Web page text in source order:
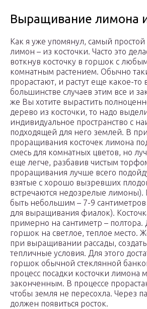
Выращивание лимона
Как я уже упомянул, самый простой
лимон – из косточки. Часто это
воткнув косточку в горшок с
комнатным растением. Обычно
прорастают, и растут еще какое-то
большинстве случаев этим все и
же Вы хотите вырастить
дерево из косточки, то надо
индивидуальное пространство с
подходящей для него землей. В
проращивания косточек лимона
смесь для комнатных цветов, но
еще легче, разбавив чистым
проращивания лучше всего
взятые с хорошо вызревших
встречаются недозрелые
быть небольшим – 7-9
для выращивания фиалок).
примерно на сантиметр – полтора.
горшок на светлое, теплое место.
при выращивании рассады,
тепличные условия. Для этого
горшок обычной стеклянной
процесс посадки косточки лимона
законченным. В процессе
чтобы земля не пересохла. Через
должен появиться росток.